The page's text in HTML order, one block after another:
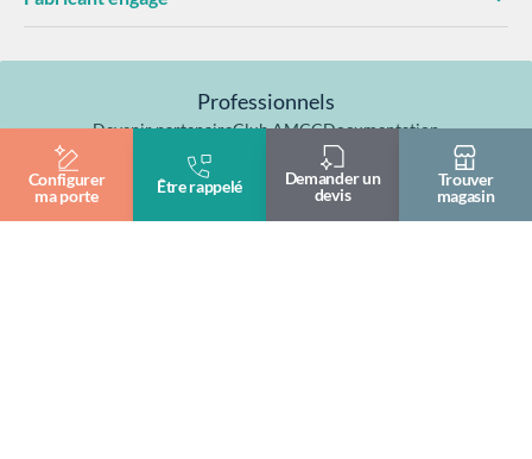
Professionnels
Devenir partenaireClub AMCCDocumentation
Formation & pose
Garantie 10 ans
Certifiés NF
Configurer
ma porte
Être rappelé
Demander un
devis
Trouver
magasin